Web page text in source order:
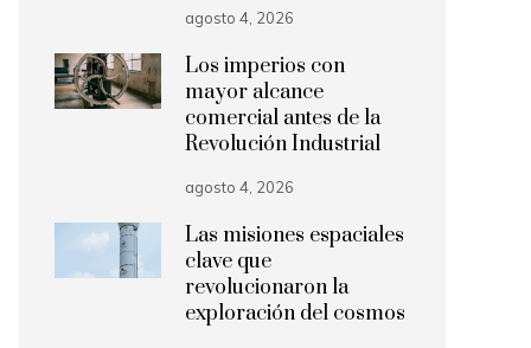
agosto 4, 2026
Los imperios con
mayor alcance
comercial antes de la
Revolución Industrial
agosto 4, 2026
Las misiones espaciales
clave que
revolucionaron la
exploración del cosmos